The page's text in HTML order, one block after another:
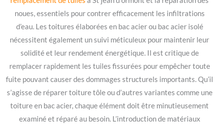
noues, essentiels pour contrer efficacement les infiltrations
d’eau. Les toitures élaborées en bac acier ou bac acier isolé
nécessitent également un suivi méticuleux pour maintenir leur
solidité et leur rendement énergétique. Il est critique de
remplacer rapidement les tuiles fissurées pour empêcher toute
fuite pouvant causer des dommages structurels importants. Qu’il
s’agisse de réparer toiture tôle ou d’autres variantes comme une
toiture en bac acier, chaque élément doit être minutieusement
examiné et réparé au besoin. L’introduction de matériaux